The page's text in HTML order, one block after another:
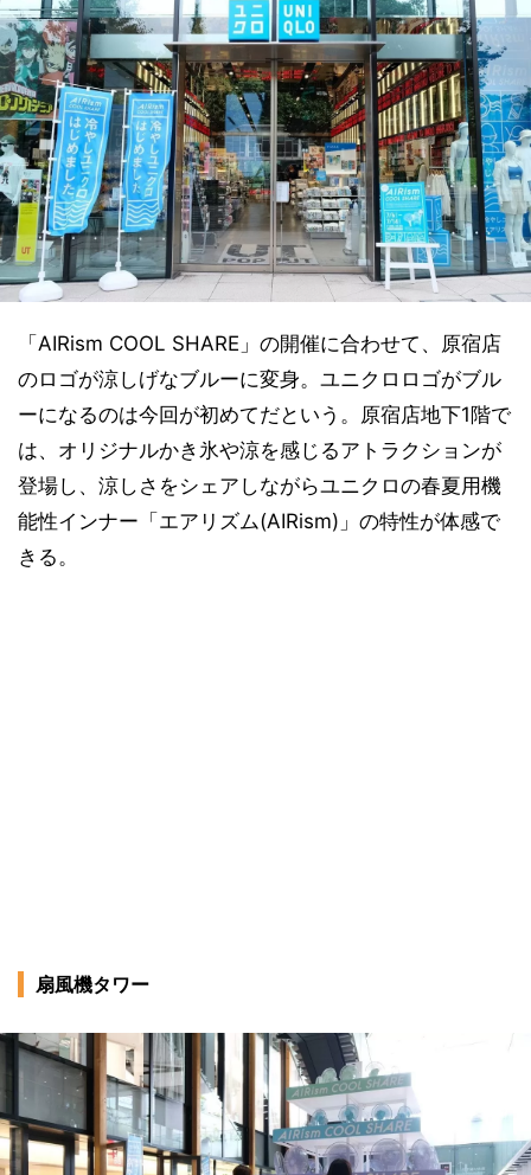
「AIRism COOL SHARE」の開催に合わせて、原宿店
のロゴが涼しげなブルーに変身。ユニクロロゴがブル
ーになるのは今回が初めてだという。原宿店地下1階で
は、オリジナルかき氷や涼を感じるアトラクションが
登場し、涼しさをシェアしながらユニクロの春夏用機
能性インナー「エアリズム(AIRism)」の特性が体感で
きる。
扇風機タワー